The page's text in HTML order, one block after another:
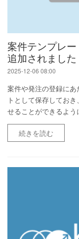
案件テンプレ
追加されました
2025-12-06 08:00
案件や発注の登録に
トとして保存してお
せることができるよう
続きを読む